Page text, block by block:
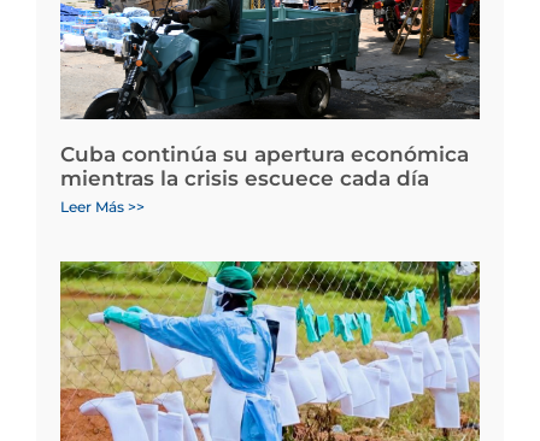
Cuba continúa su apertura económica
mientras la crisis escuece cada día
Leer Más >>